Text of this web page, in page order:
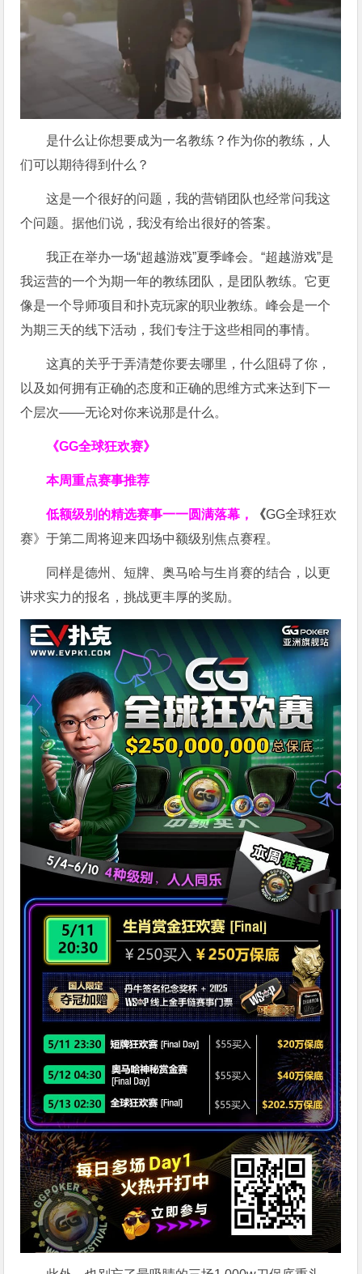
是什么让你想要成为一名教练？作为你的教练，人
们可以期待得到什么？
这是一个很好的问题，我的营销团队也经常问我这
个问题。据他们说，我没有给出很好的答案。
我正在举办一场“超越游戏”夏季峰会。“超越游戏”是
我运营的一个为期一年的教练团队，是团队教练。它更
像是一个导师项目和扑克玩家的职业教练。峰会是一个
为期三天的线下活动，我们专注于这些相同的事情。
这真的关乎于弄清楚你要去哪里，什么阻碍了你，
以及如何拥有正确的态度和正确的思维方式来达到下一
个层次——无论对你来说那是什么。
《GG全球狂欢赛》
本周重点赛事推荐
低额级别的精选赛事一一圆满落幕， 《GG全球狂欢
赛》于第二周将迎来四场中额级别焦点赛程。
同样是德州、短牌、奥马哈与生肖赛的结合，以更
讲求实力的报名，挑战更丰厚的奖励。